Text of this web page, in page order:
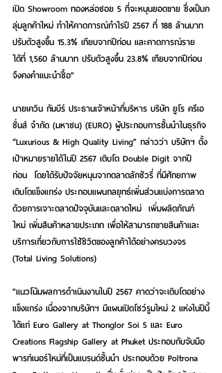
เปิด Showroom ทองหล่อซอย 5 ที่จะหนุนยอดขาย ซึ่งเป็นก
ลุ่มลูกค้าใหม่ ทำให้คาดการณ์กําไรปี 2567 ที่ 188 ล้านบาท
ปรับตัวสูงขึ้น 15.3% เทียบจากปีก่อน และคาดการณ์ราย
ได้ที่ 1,560 ล้านบาท ปรับตัวสูงขึ้น 23.8% เทียบจากปีก่อน
จึงคงคำแนะนำซื้อ"
นายเควิน กัมบีร์ ประธานเจ้าหน้าที่บริหาร บริษัท ยูโร ครีเอ
ชั่นส์ จำกัด (มหาชน) (EURO) ผู้ประกอบการชั้นนำในธุรกิจ
“Luxurious & High Quality Living” กล่าวว่า บริษัทฯ ตั้ง
เป้าหมายรายได้ในปี 2567 เติบโต Double Digit จากปี
ก่อน  โดยได้รับปัจจัยหนุนจากตลาดลักชัวรี่ ที่มีศักยภาพ
เติบโตแข็งแกร่ง ประกอบแผนกลยุทธ์เพิ่มส่วนแบ่งการตลาด
ด้วยการเจาะตลาดปัจจุบันและตลาดใหม่  เพิ่มผลิตภัณฑ์
ใหม่ เพิ่มสินค้าหลายประเภท เพื่อให้สามารถขายสินค้าและ
บริการเกี่ยวกับการใช้ชีวิตของลูกค้าได้อย่างครบวงจร
(Total Living Solutions)
"แนวโน้มผลการดำเนินงานในปี 2567 คาดว่าจะเติบโตอย่าง
แข็งแกร่ง เนื่องจากบริษัทฯ มีแผนเปิดโชว์รูมใหม่ 2 แห่งในปีนี้
ได้แก่ Euro Gallery at Thonglor Soi 5 และ Euro
Creations Flagship Gallery at Phuket ประกอบกับจับมือ
พารท์เนอร์ใหม่ที่เป็นแบรนด์ชั้นนำ ประกอบด้วย Poltrona